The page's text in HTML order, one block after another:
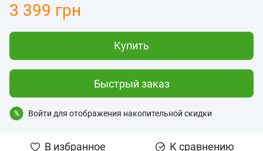
3 399 грн
Купить
Быстрый заказ
% Войти для отображения накопительной скидки
В избранное К сравнению